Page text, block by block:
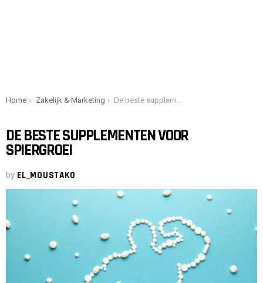
You are here:
Home Zakelijk & Marketing De beste supplementen voor spiergroei
DE BESTE SUPPLEMENTEN VOOR
SPIERGROEI
by EL_MOUSTAKO